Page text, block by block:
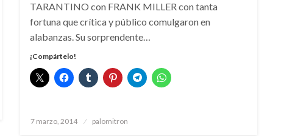
TARANTINO con FRANK MILLER con tanta
fortuna que crítica y público comulgaron en
alabanzas. Su sorprendente…
¡Compártelo!
Publicado
7 marzo, 2014 palomitron